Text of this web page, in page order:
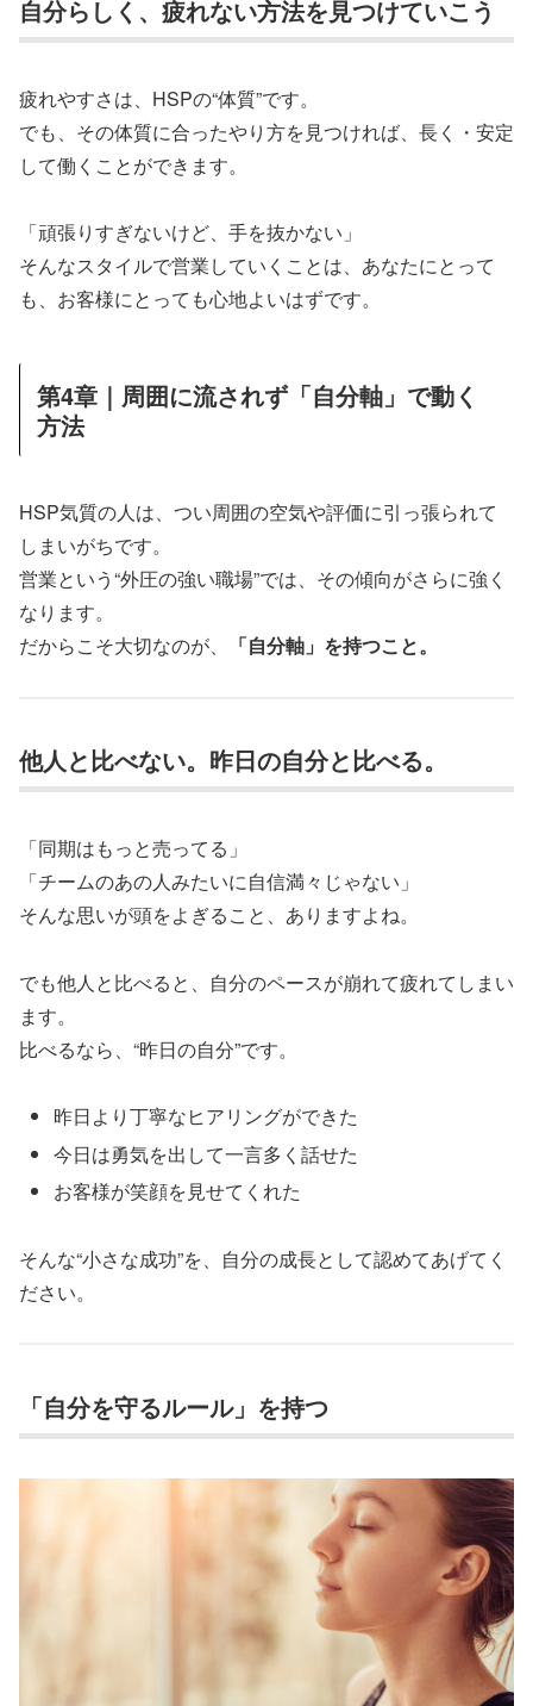
自分らしく、疲れない方法を見つけていこう
疲れやすさは、HSPの“体質”です。
でも、その体質に合ったやり方を見つければ、長く・安定
して働くことができます。
「頑張りすぎないけど、手を抜かない」
そんなスタイルで営業していくことは、あなたにとって
も、お客様にとっても心地よいはずです。
第4章｜周囲に流されず「自分軸」で動く
方法
HSP気質の人は、つい周囲の空気や評価に引っ張られて
しまいがちです。
営業という“外圧の強い職場”では、その傾向がさらに強く
なります。
だからこそ大切なのが、
「自分軸」を持つこと。
他人と比べない。昨日の自分と比べる。
「同期はもっと売ってる」
「チームのあの人みたいに自信満々じゃない」
そんな思いが頭をよぎること、ありますよね。
でも他人と比べると、自分のペースが崩れて疲れてしまい
ます。
比べるなら、“昨日の自分”です。
昨日より丁寧なヒアリングができた
今日は勇気を出して一言多く話せた
お客様が笑顔を見せてくれた
そんな“小さな成功”を、自分の成長として認めてあげてく
ださい。
「自分を守るルール」を持つ